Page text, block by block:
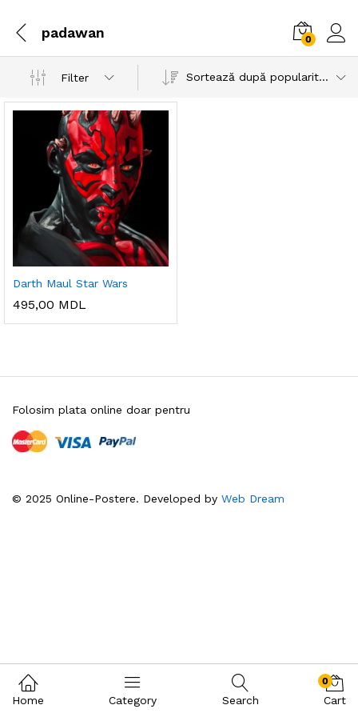
padawan 0
Filter Sortează după popularitatea vânzărilor
Darth Maul Star Wars
495,00 MDL
© 2025 Online-Postere. Developed by Web Dream
Folosim plata online doar pentru
Home Category Search
0
Cart